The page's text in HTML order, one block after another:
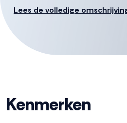
aan openbaar groen, dus veel
fietsafstand.
Indeling:
Lees de volledige
Kenmerken